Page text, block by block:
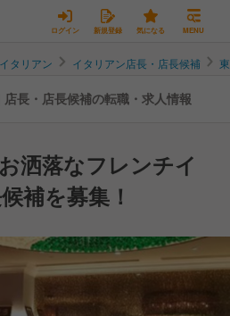
ログイン 新規登録 気になる MENU
イタリアン イタリアン店長・店長候補
長・店長候補の転職・求人情報
洒落なフレンチイ
補を募集！